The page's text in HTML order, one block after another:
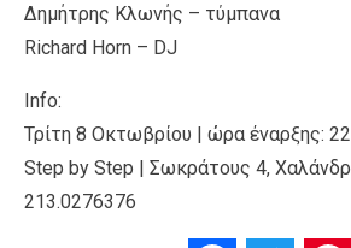
Δημήτρης Κλωνής – τύμπανα
Richard Horn – DJ
Info:
Τρίτη 8 Οκτωβρίου | ώρα έναρξης:
Step by Step | Σωκράτους 4,
213.0276376